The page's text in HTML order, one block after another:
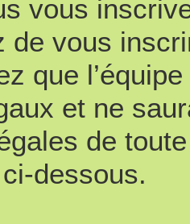
vous
de vous
que
et ne
de
dessous.